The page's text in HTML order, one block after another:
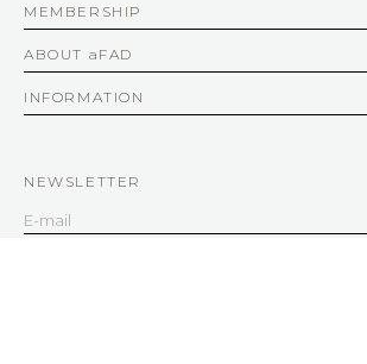
MEMBERSHIP
ABOUT aFAD
INFORMATION
NEWSLETTER